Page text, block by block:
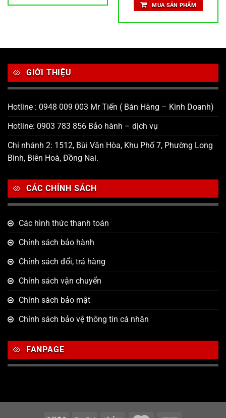
5 sao
MUA SẢN PHẨM
GIỚI THIỆU
Hotline : 0948 009 003 Mr Tiến ( Bán Hàng – Kinh Doanh)
Hotline: 0903 783 856 Bảo hành – dịch vụ
Chi nhánh 2: 1512, Bùi Văn Hòa, Khu Phố 7, Phường Long
Bình, Biên Hoà, Đồng Nai.
CÁC CHÍNH SÁCH
Các hình thức thanh toán
Chính sách bảo hành
Chính sách đổi, trả hàng
Chính sách vận chuyển
Chính sách bảo mật
Chính sách bảo vệ thông tin cá nhân
FANPAGE